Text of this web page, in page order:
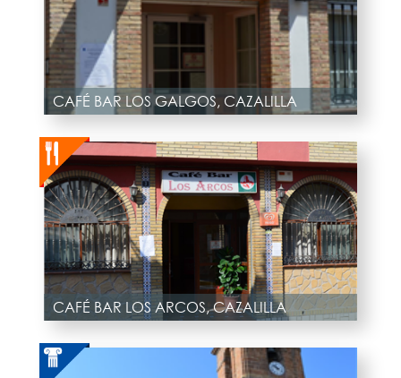
CAFÉ BAR LOS GALGOS, CAZALILLA
CAFÉ BAR LOS ARCOS, CAZALILLA